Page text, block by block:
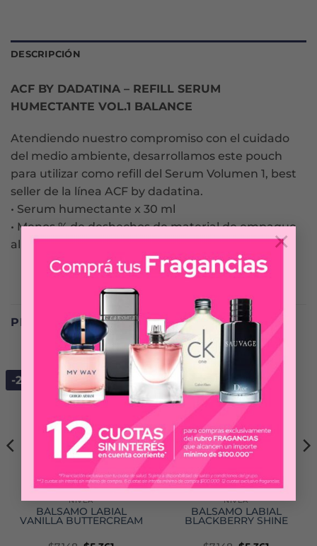
×
DESCRIPCIÓN
ACF BY DADATINA – REFILL SERUM
HUMECTANTE VOL.1 BALANCE
Atendiendo nuestro compromiso con el cuidado
del medio ambiente, desarrollamos este pouch
para utilizar como refill del Serum Volumen 1, best
seller de la línea ACF by dadatina.
• Serum humectante x 30 ml
• Menos % de deshechos de material de empaque
al realizar la recarga en su envase original.
PRODUCTOS RELACIONADOS
-25%
NIVEA
BÁLSAMO LABIAL
VANILLA BUTTERCREAM
-25%
NIVEA
BÁLSAMO LABIAL
BLACKBERRY SHINE